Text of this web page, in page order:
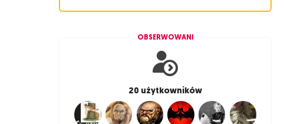
OBSERWOWANI
20 użytkowników